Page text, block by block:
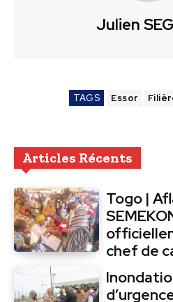
Julien
TAGS Essor
Articles Récents
Togo |
chef de